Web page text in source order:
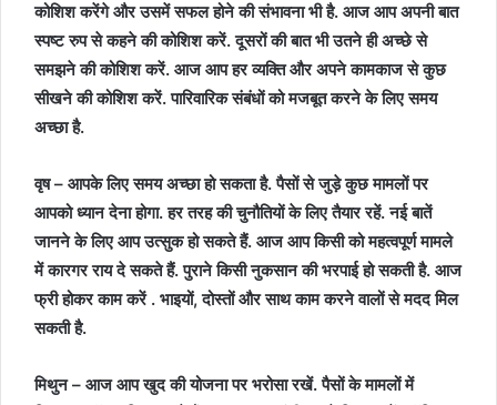
कोशिश करेंगे और उसमें सफल होने की संभावना भी है. आज आप अपनी बात
स्पष्ट रुप से कहने की कोशिश करें. दूसरों की बात भी उतने ही अच्छे से
समझने की कोशिश करें. आज आप हर व्यक्ति और अपने कामकाज से कुछ
सीखने की कोशिश करें. पारिवारिक संबंधों को मजबूत करने के लिए समय
अच्छा है.
वृष – आपके लिए समय अच्छा हो सकता है. पैसों से जुड़े कुछ मामलों पर
आपको ध्यान देना होगा. हर तरह की चुनौतियों के लिए तैयार रहें. नई बातें
जानने के लिए आप उत्सुक हो सकते हैं. आज आप किसी को महत्वपूर्ण मामले
में कारगर राय दे सकते हैं. पुराने किसी नुकसान की भरपाई हो सकती है. आज
फ्री होकर काम करें . भाइयों, दोस्तों और साथ काम करने वालों से मदद मिल
सकती है.
मिथुन – आज आप खुद की योजना पर भरोसा रखें. पैसों के मामलों में